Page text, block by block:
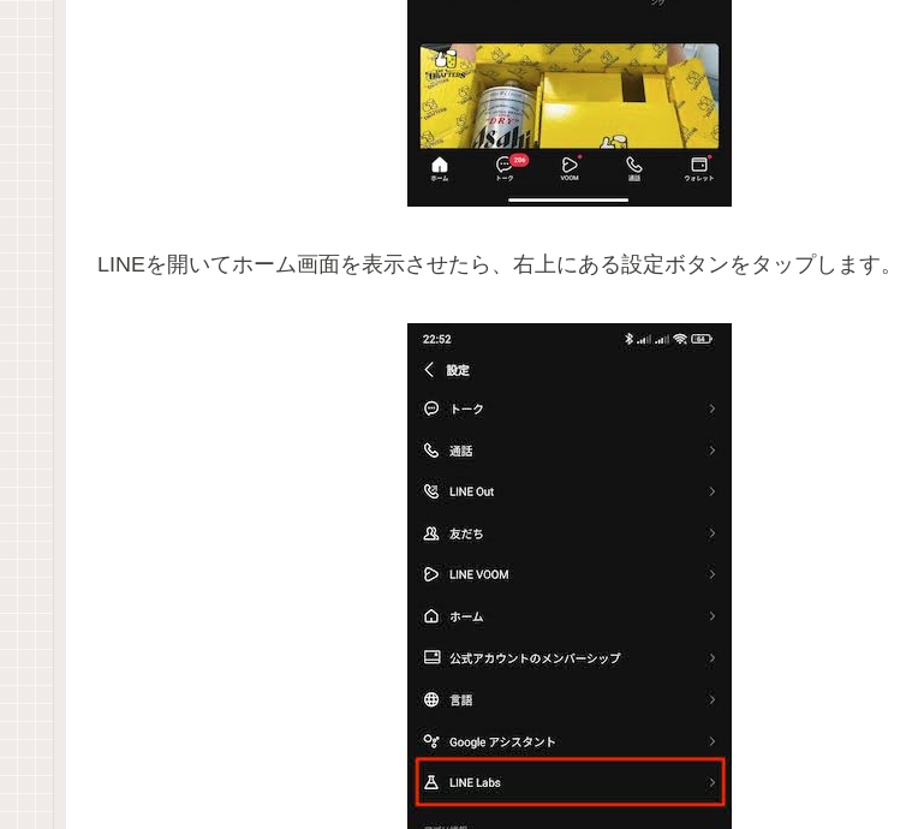
LINEを開いてホーム画面を表示させたら、右上にある設定ボタンをタップします。